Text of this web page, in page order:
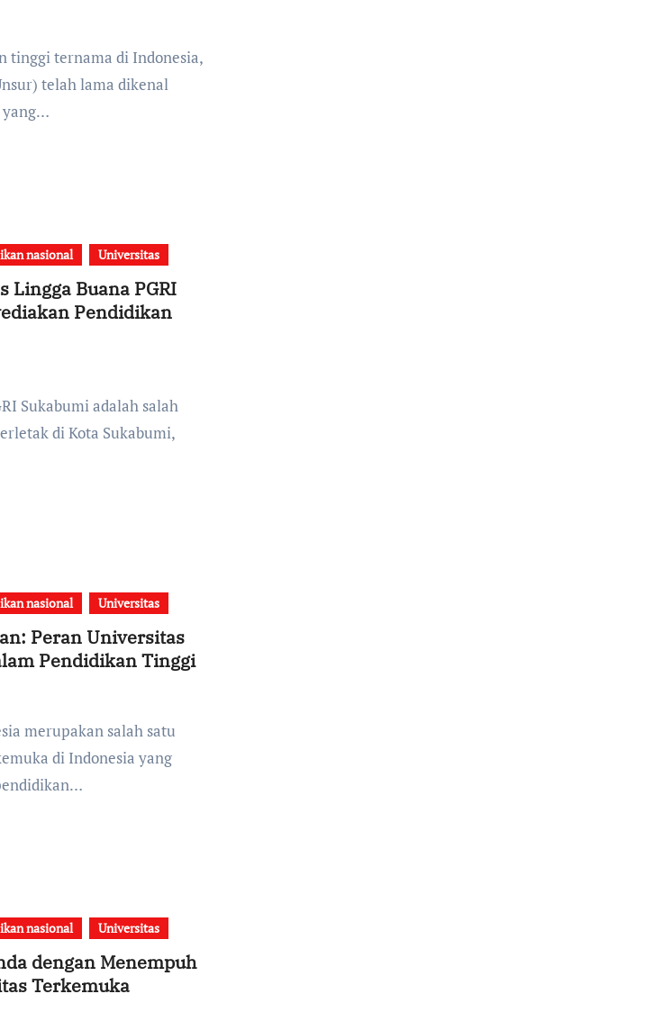
telah lama dikenal
yang…
nasional Universitas
Lingga Buana PGRI
Pendidikan
di Kota Sukabumi,
nasional Universitas
Peran Universitas
Pendidikan Tinggi
di Indonesia yang
nasional Universitas
dengan Menempuh
Terkemuka